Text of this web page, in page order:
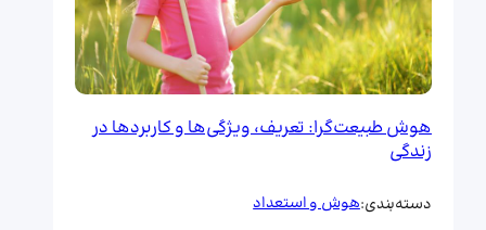
هوش طبیعت‌گرا: تعریف، ویژگی‌ها و کاربردها در
زندگی
دسته‌بندی:هوش و استعداد